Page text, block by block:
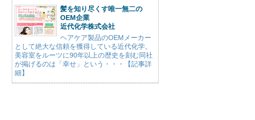
髪を知り尽くす唯一無二の
OEM企業
近代化学株式会社
ヘアケア製品のOEMメーカー
として絶大な信頼を獲得している近代化学。
美容室をルーツに90年以上の歴史を刻む同社
が掲げるのは「幸せ」という・・・【記事詳
細】